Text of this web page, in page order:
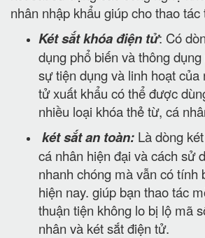
nhân nhập khẩu giúp cho thao
Két sắt khóa điện tử: Có
dụng phổ biến và thông
sự tiện dụng và linh hoạt của
tử xuất khẩu có thể được
nhiều loại khóa thẻ từ, cá
két sắt an toàn: Là dòng
cá nhân hiện đại và cách sử
nhanh chóng mà vẫn có tính
hiện nay. giúp bạn thao tác
thuận tiện không lo bị lộ mã
nhân và két sắt điện tử.